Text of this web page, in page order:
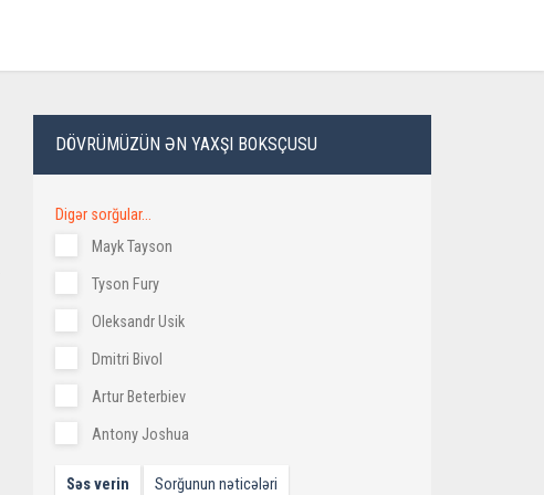
DÖVRÜMÜZÜN ƏN YAXŞI BOKSÇUSU
Digər sorğular...
Mayk Tayson
Tyson Fury
Oleksandr Usik
Dmitri Bivol
Artur Beterbiev
Antony Joshua
Səs verin Sorğunun nəticələri